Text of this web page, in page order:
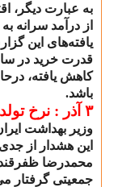
به عبارت دیگر،
از درآمد سرانه
یافته‌های این
قدرت خرید در
کاهش یافته،
باشد.
۳ آذر : نرخ
وزیر بهداشت
این هشدار از
محمدرضا
جمعیتی گرفتار